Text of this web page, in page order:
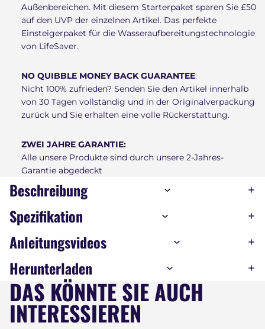
Außenbereichen. Mit diesem Starterpaket sparen Sie £50
auf den UVP der einzelnen Artikel. Das perfekte
Einsteigerpaket für die Wasseraufbereitungstechnologie
von LifeSaver.
NO QUIBBLE MONEY BACK GUARANTEE:
Nicht 100% zufrieden? Senden Sie den Artikel innerhalb
von 30 Tagen vollständig und in der Originalverpackung
zurück und Sie erhalten eine volle Rückerstattung.
ZWEI JAHRE GARANTIE:
Alle unsere Produkte sind durch unsere 2-Jahres-
Garantie abgedeckt
Beschreibung
Spezifikation
Anleitungsvideos
Herunterladen
DAS KÖNNTE SIE AUCH
INTERESSIEREN